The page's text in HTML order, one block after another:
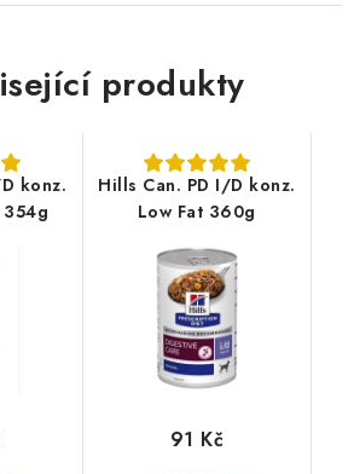
produkty
konz.
354g
Hills Can. PD I/D konz.
Low Fat 360g
91 Kč